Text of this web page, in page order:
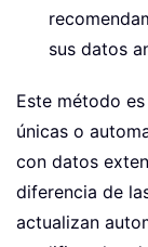
sus datos
Este método
únicas o
con datos
diferencia de
actualizan